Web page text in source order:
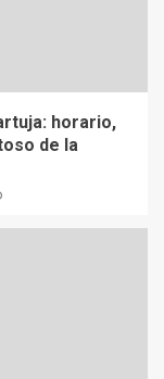
horario,
de la